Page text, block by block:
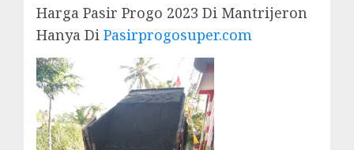
Harga Pasir Progo 2023 Di Mantrijeron
Hanya Di Pasirprogosuper.com